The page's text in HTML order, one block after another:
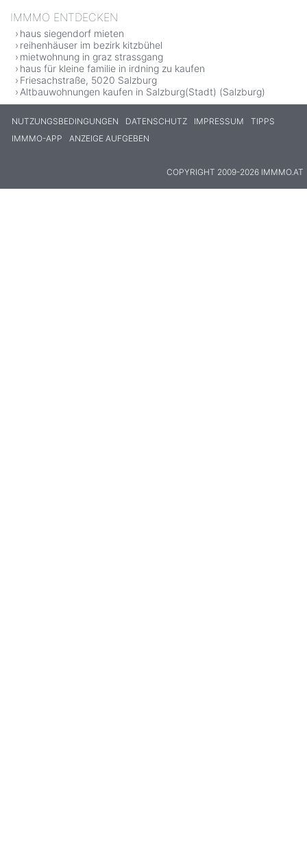
IMMMO ENTDECKEN
haus siegendorf mieten
reihenhäuser im bezirk kitzbühel
mietwohnung in graz strassgang
haus für kleine familie in irdning zu kaufen
Friesachstraße, 5020 Salzburg
Altbauwohnungen kaufen in Salzburg(Stadt) (Salzburg)
NUTZUNGSBEDINGUNGEN DATENSCHUTZ IMPRESSUM
TIPPS
IMMMO-APP
ANZEIGE AUFGEBEN
COPYRIGHT 2009-2026 IMMMO.AT